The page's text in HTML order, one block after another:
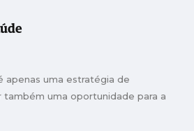
apenas uma estratégia de
uma oportunidade para a